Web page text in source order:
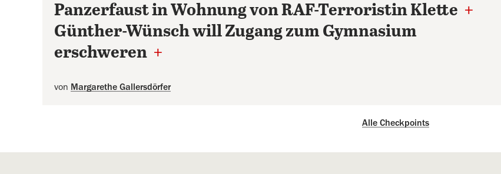
Panzerfaust in Wohnung von RAF-Terroristin Klette +
Günther-Wünsch will Zugang zum Gymnasium
erschweren +
von Margarethe Gallersdörfer
Alle Checkpoints